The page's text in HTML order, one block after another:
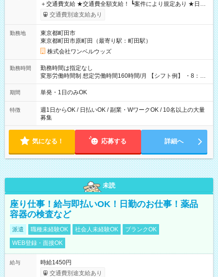
＋交通費支給 ★交通費全額支給！ ┗案件により規定あり ★日払
いOK！（規定あり） ┗働いたその日に現金GET♪ お仕事後はコ
ンビニATMから 日払い分を引き落とせます！ 【試用期間】試
交通費別途支給あり
勤務地
東京都町田市
東京都町田市原町田（最寄り駅：町田駅）
株式会社ワンベルウッズ
勤務時間
勤務時間は指定なし
変形労働時間制 想定労働時間160時間/月 【シフト例】 ・8：00
～21：00
期間 単発・1日のみOK
特徴
週1日からOK / 日払いOK / 副業・WワークOK / 10名以上の大量
募集
気になる！ 応募する 詳細へ
未読
座り仕事！給与即払いOK！日勤のお仕事！薬品
容器の検査など
派遣 職種未経験OK 社会人未経験OK
ブランクOK
WEB登録・面接OK
給与
時給1450円
交通費別途支給あり